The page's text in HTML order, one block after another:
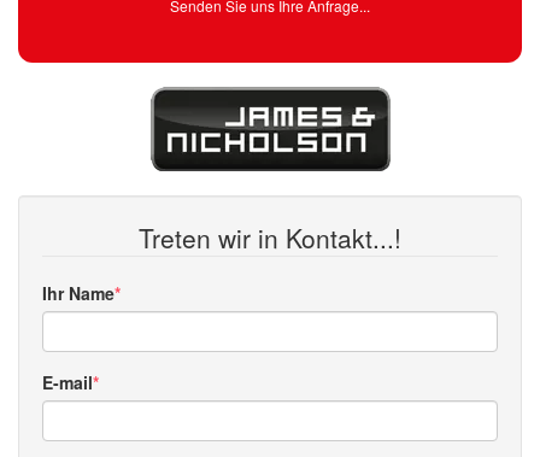
Senden Sie uns Ihre Anfrage...
Treten wir in Kontakt...!
Ihr Name
E-mail